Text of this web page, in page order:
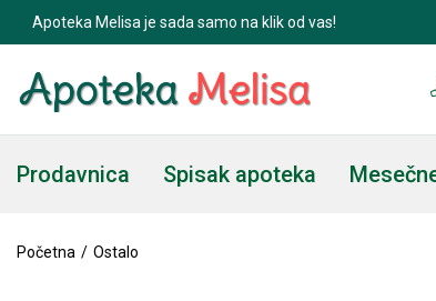
Apoteka Melisa je sada samo na klik od vas!
Prodavnica Spisak apoteka
Početna Ostalo